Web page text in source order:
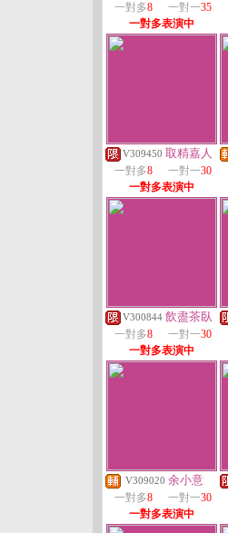
一對多8 一對一35
一對多表演中
V309450 取精嘉人
一對多8 一對一30
一對多表演中
V300844 飲盡茶臥
一對多8 一對一30
一對多表演中
V309020 余小意
一對多8 一對一30
一對多表演中